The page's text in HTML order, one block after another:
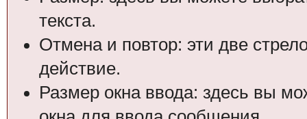
текста.
Отмена и повтор: эти две
действие.
Размер окна ввода: здесь вы